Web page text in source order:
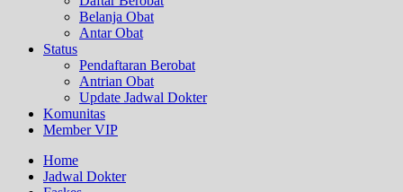
Belanja Obat
Antar Obat
Status
Pendaftaran Berobat
Antrian Obat
Update Jadwal Dokter
Komunitas
Member VIP
Home
Jadwal Dokter